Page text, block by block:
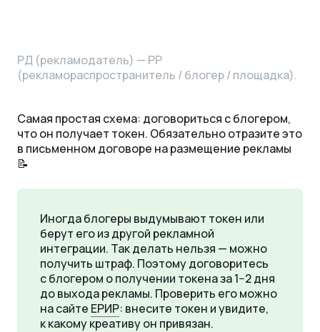
РД (рекламодатель) — РР
(рекламораспространитель / блогер / площадка).
Самая простая схема: договориться с блогером,
что он получает токен. Обязательно отразите это
в письменном договоре на размещение рекламы
📝
Иногда блогеры выдумывают токен или
берут его из другой рекламной
интеграции. Так делать нельзя — можно
получить штраф. Поэтому договоритесь
с блогером о получении токена за 1−2 дня
до выхода рекламы. Проверить его можно
на сайте ЕРИР: внесите токен и увидите,
к какому креативу он привязан.